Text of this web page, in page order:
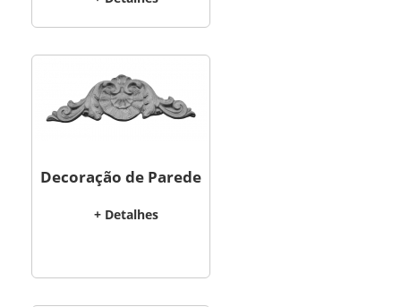
Decoração de Parede
+ Detalhes